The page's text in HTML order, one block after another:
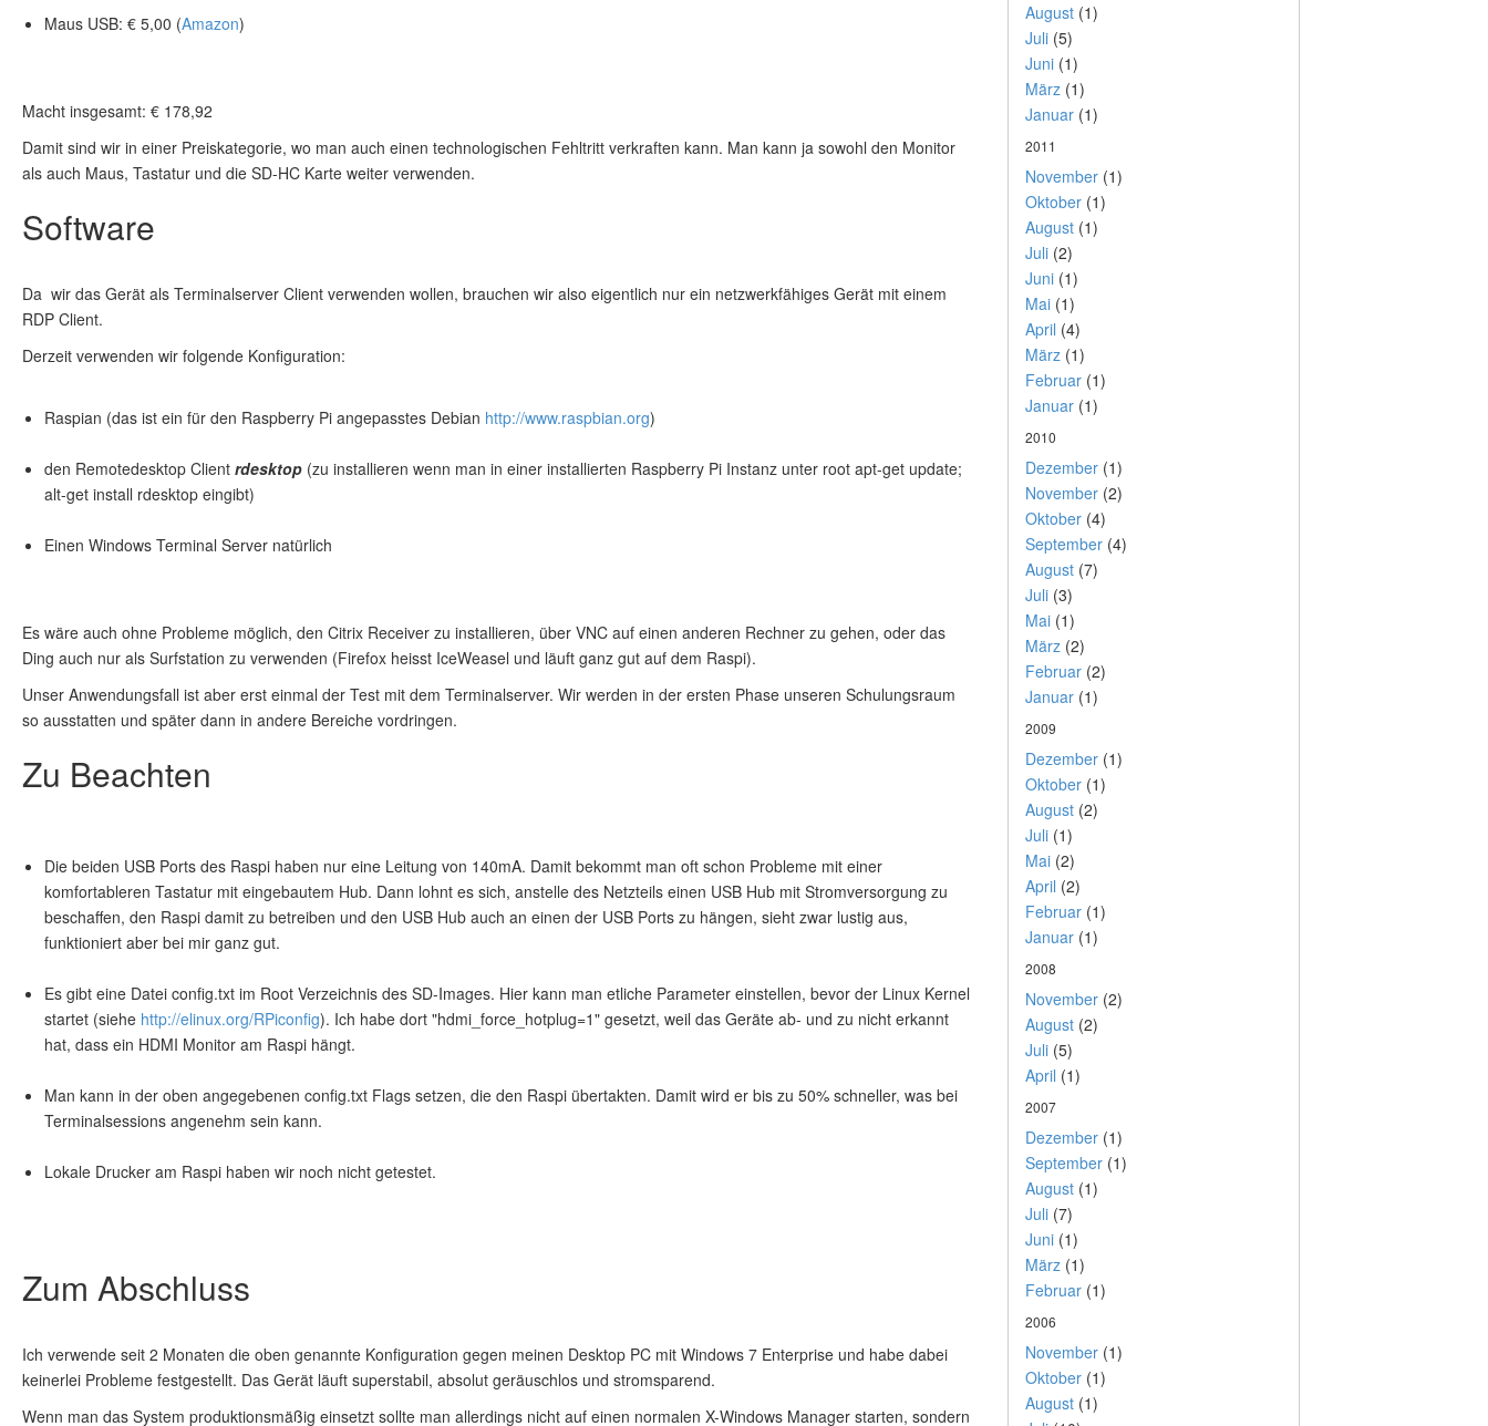
Maus USB: € 5,00 (Amazon)
Macht insgesamt: € 178,92
Damit sind wir in einer Preiskategorie, wo man auch einen technologischen Fehltritt verkraften kann. Man kann ja sowohl den Monitor
als auch Maus, Tastatur und die SD-HC Karte weiter verwenden.
Software
Da wir das Gerät als Terminalserver Client verwenden wollen, brauchen wir also eigentlich nur ein netzwerkfähiges Gerät mit einem
RDP Client.
Derzeit verwenden wir folgende Konfiguration:
Raspian (das ist ein für den Raspberry Pi angepasstes Debian http://www.raspbian.org)
den Remotedesktop Client rdesktop (zu installieren wenn man in einer installierten Raspberry Pi Instanz unter root apt-get update;
alt-get install rdesktop eingibt)
Einen Windows Terminal Server natürlich
Es wäre auch ohne Probleme möglich, den Citrix Receiver zu installieren, über VNC auf einen anderen Rechner zu gehen, oder das
Ding auch nur als Surfstation zu verwenden (Firefox heisst IceWeasel und läuft ganz gut auf dem Raspi).
Unser Anwendungsfall ist aber erst einmal der Test mit dem Terminalserver. Wir werden in der ersten Phase unseren Schulungsraum
so ausstatten und später dann in andere Bereiche vordringen.
Zu Beachten
Die beiden USB Ports des Raspi haben nur eine Leitung von 140mA. Damit bekommt man oft schon Probleme mit einer
komfortableren Tastatur mit eingebautem Hub. Dann lohnt es sich, anstelle des Netzteils einen USB Hub mit Stromversorgung zu
beschaffen, den Raspi damit zu betreiben und den USB Hub auch an einen der USB Ports zu hängen, sieht zwar lustig aus,
funktioniert aber bei mir ganz gut.
Es gibt eine Datei config.txt im Root Verzeichnis des SD-Images. Hier kann man etliche Parameter einstellen, bevor der Linux Kernel
startet (siehe http://elinux.org/RPiconfig). Ich habe dort "hdmi_force_hotplug=1" gesetzt, weil das Geräte ab- und zu nicht erkannt
hat, dass ein HDMI Monitor am Raspi hängt.
Man kann in der oben angegebenen config.txt Flags setzen, die den Raspi übertakten. Damit wird er bis zu 50% schneller, was bei
Terminalsessions angenehm sein kann.
Lokale Drucker am Raspi haben wir noch nicht getestet.
Zum Abschluss
Ich verwende seit 2 Monaten die oben genannte Konfiguration gegen meinen Desktop PC mit Windows 7 Enterprise und habe dabei
keinerlei Probleme festgestellt. Das Gerät läuft superstabil, absolut geräuschlos und stromsparend.
Wenn man das System produktionsmäßig einsetzt sollte man allerdings nicht auf einen normalen X-Windows Manager starten, sondern
August(1)
Juli(5)
Juni(1)
März(1)
Januar(1)
2011
November(1)
Oktober(1)
August(1)
Juli(2)
Juni(1)
Mai(1)
April (4)
März(1)
Februar(1)
Januar(1)
2010
Dezember(1)
November(2)
Oktober(4)
September(4)
August(7)
Juli(3)
Mai(1)
März(2)
Februar(2)
Januar(1)
2009
Dezember(1)
Oktober(1)
August(2)
Juli(1)
Mai(2)
April (2)
Februar(1)
Januar(1)
2008
November(2)
August(2)
Juli(5)
April (1)
2007
Dezember(1)
September(1)
August(1)
Juli(7)
Juni(1)
März(1)
Februar(1)
2006
November(1)
Oktober(1)
August(1)